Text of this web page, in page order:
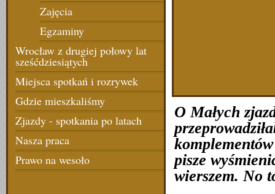
Zajęcia
Egzaminy
Wrocław z drugiej połowy lat
sześćdziesiątych
Miejsca spotkań i rozrywek
Gdzie mieszkaliśmy
Zjazdy - spotkania po latach
Nasza praca
Prawo na wesoło
O Małych
pisze
wierszem. No